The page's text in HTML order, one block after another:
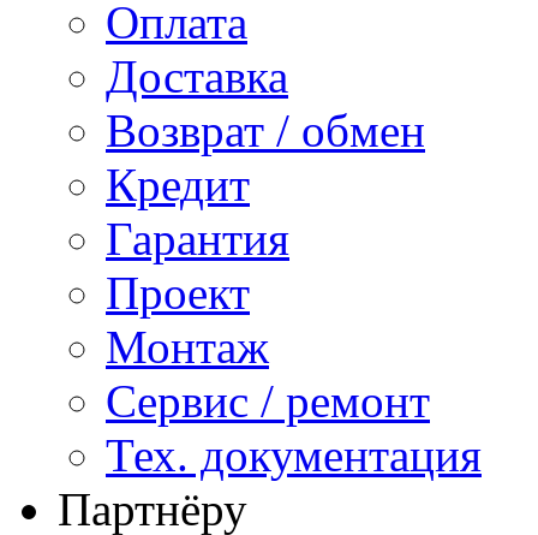
Оплата
Доставка
Возврат / обмен
Кредит
Гарантия
Проект
Монтаж
Сервис / ремонт
Тех. документация
Партнёру